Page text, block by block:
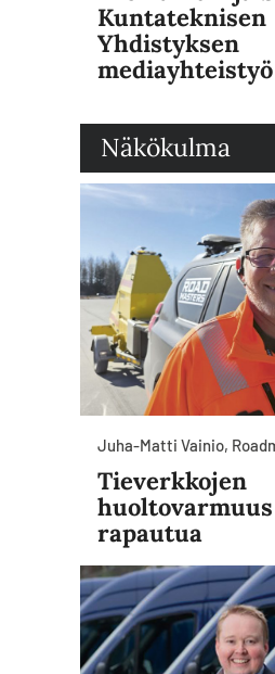
Kuntateknisen
Yhdistyksen
Näkökulma
Juha-Matti Vainio,
Tieverkkojen
huoltovarmuus
rapautua